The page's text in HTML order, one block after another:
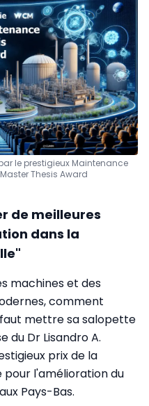
le prestigieux Maintenance
Thesis Award
de meilleures
dans la
machines et des
comment
mettre sa salopette
du Dr Lisandro A.
prix de la
l'amélioration du
Pays-Bas.